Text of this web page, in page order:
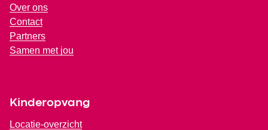
Over ons
Contact
Partners
Samen met jou
Kinderopvang
Locatie-overzicht